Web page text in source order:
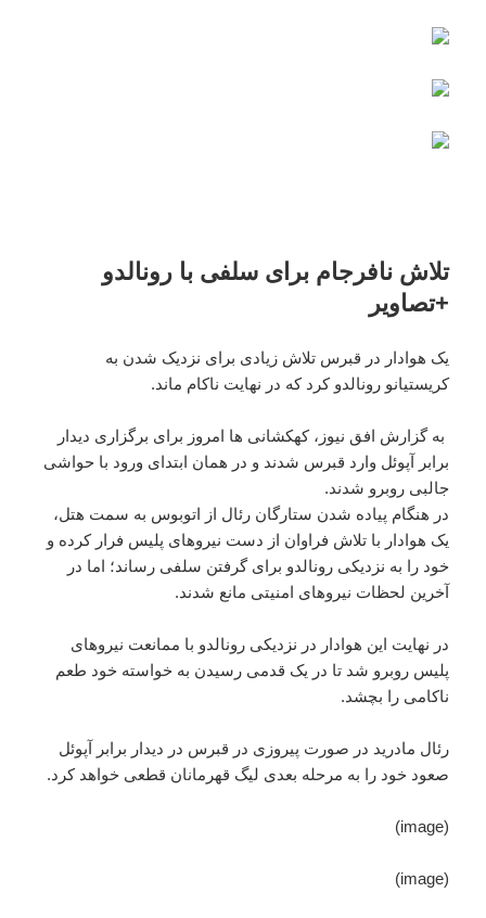
تلاش نافرجام برای سلفی با رونالدو
+تصاویر
یک هوادار در قبرس تلاش زیادی برای نزدیک شدن به
کریستیانو رونالدو کرد که در نهایت ناکام ماند.
به گزارش افق نیوز، کهکشانی ها امروز برای برگزاری دیدار
برابر آپوئل وارد قبرس شدند و در همان ابتدای ورود با حواشی
جالبی روبرو شدند.
در هنگام پیاده شدن ستارگان رئال از اتوبوس به سمت هتل،
یک هوادار با تلاش فراوان از دست نیروهای پلیس فرار کرده و
خود را به نزدیکی رونالدو برای گرفتن سلفی رساند؛ اما در
آخرین لحظات نیروهای امنیتی مانع شدند.
در نهایت این هوادار در نزدیکی رونالدو با ممانعت نیروهای
پلیس روبرو شد تا در یک قدمی رسیدن به خواسته خود طعم
ناکامی را بچشد.
رئال مادرید در صورت پیروزی در قبرس در دیدار برابر آپوئل
صعود خود را به مرحله بعدی لیگ قهرمانان قطعی خواهد کرد.
(image)
(image)